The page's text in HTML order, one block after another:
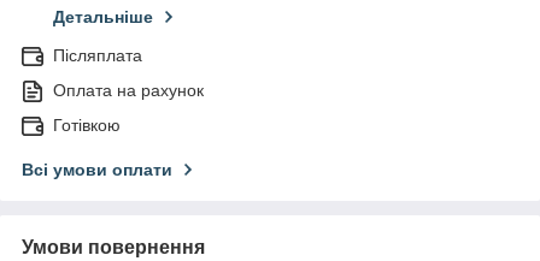
Детальніше
Післяплата
Оплата на рахунок
Готівкою
Всі умови оплати
Умови повернення